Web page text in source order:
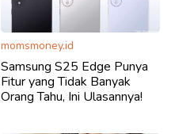
momsmoney.id
Samsung S25 Edge Punya
Fitur yang Tidak Banyak
Orang Tahu, Ini Ulasannya!